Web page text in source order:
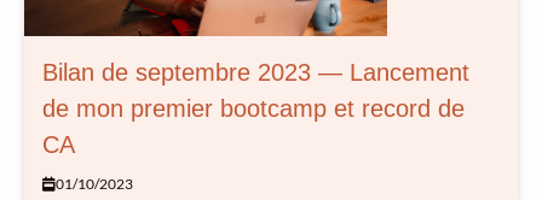
Bilan de septembre 2023 — Lancement
de mon premier bootcamp et record de
CA
01/10/2023